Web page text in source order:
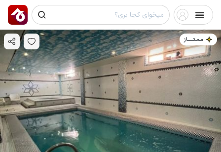
مـمـتــــــاز